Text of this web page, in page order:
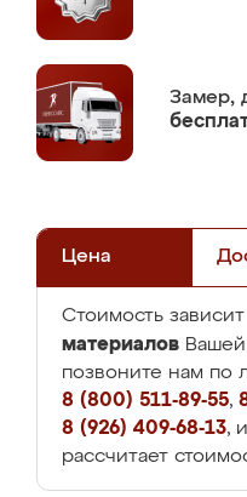
Замер,
Цена
Стоимость
материалов
позвоните нам по
8 (800) 511-89-55,
8 (926) 409-68-13,
рассчитает